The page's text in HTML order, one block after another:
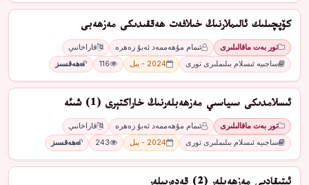
كۆپچىلىك ئالىملارنىڭ خىلافەت ھەققىدىكى مەزھەبى
تور بەت ماقالىلىرى ئىمام مۇھەممەد ئەبۇ زەھرە
قاراخانىي
ساجىيە ئىسلام بىلىملىرى تورى
2024 - يىل 116 ھەقسىز
ئىسلامدىكى سىياسىي مەزھەبلەرنىڭ خاراكتېرى (1) شىئە
تور بەت ماقالىلىرى ئىمام مۇھەممەد ئەبۇ زەھرە
قاراخانىي
ساجىيە ئىسلام بىلىملىرى تورى
2024 - يىل 243 ھەقسىز